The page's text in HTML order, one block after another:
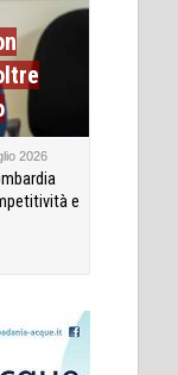
2026
e